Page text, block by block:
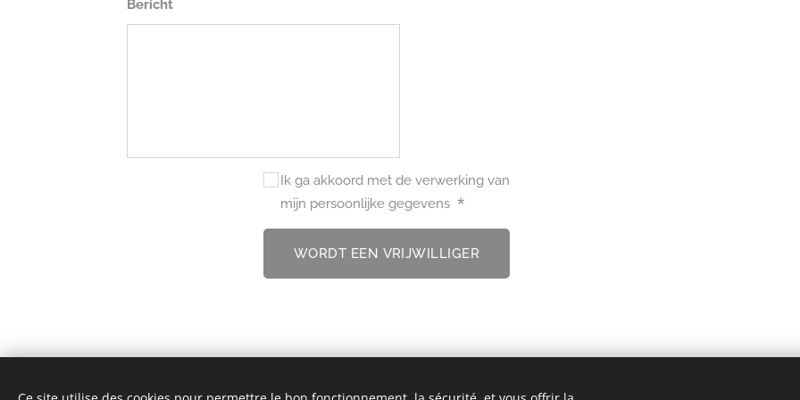
Bericht
Ik ga akkoord met de verwerking van
mijn persoonlijke gegevens
WORDT EEN VRIJWILLIGER